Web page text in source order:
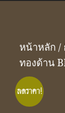
หน้าหลัก /
ทองด้าน
ลดราคา!